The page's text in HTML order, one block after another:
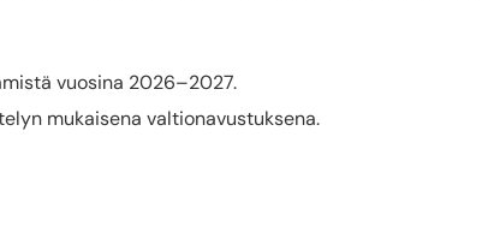
vuosina 2026–2027.
mukaisena valtionavustuksena.